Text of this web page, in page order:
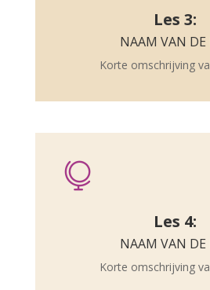
Les 3:
NAAM VAN DE
Korte omschrijving

Les 4:
NAAM VAN DE
Korte omschrijving